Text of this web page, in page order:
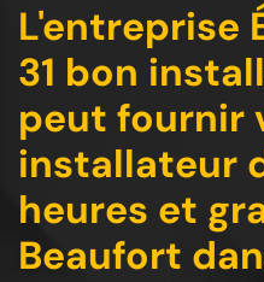
L'entreprise
31 bon
peut fournir
installateur
heures et
Beaufort